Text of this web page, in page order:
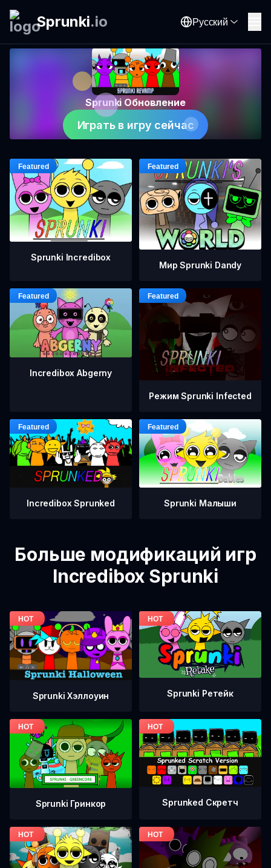
Sprunki.io Русский
Sprunki Обновление
Играть в игру сейчас
Sprunki Incredibox
Мир Sprunki Dandy
Incredibox Abgerny
Режим Sprunki Infected
Incredibox Sprunked Sprunki Малыши
Больше модификаций игр
Incredibox Sprunki
Sprunki Хэллоуин Sprunki Ретейк
Sprunki Гринкор Sprunked Скретч